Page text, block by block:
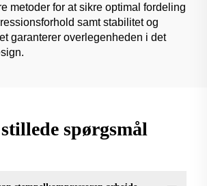
metoder for at sikre optimal fordeling
samt stabilitet og
garanterer overlegenheden i det
spørgsmål